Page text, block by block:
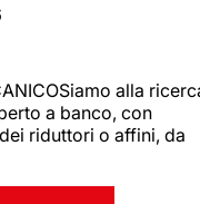
alla
a banco, con
riduttori o affini, da